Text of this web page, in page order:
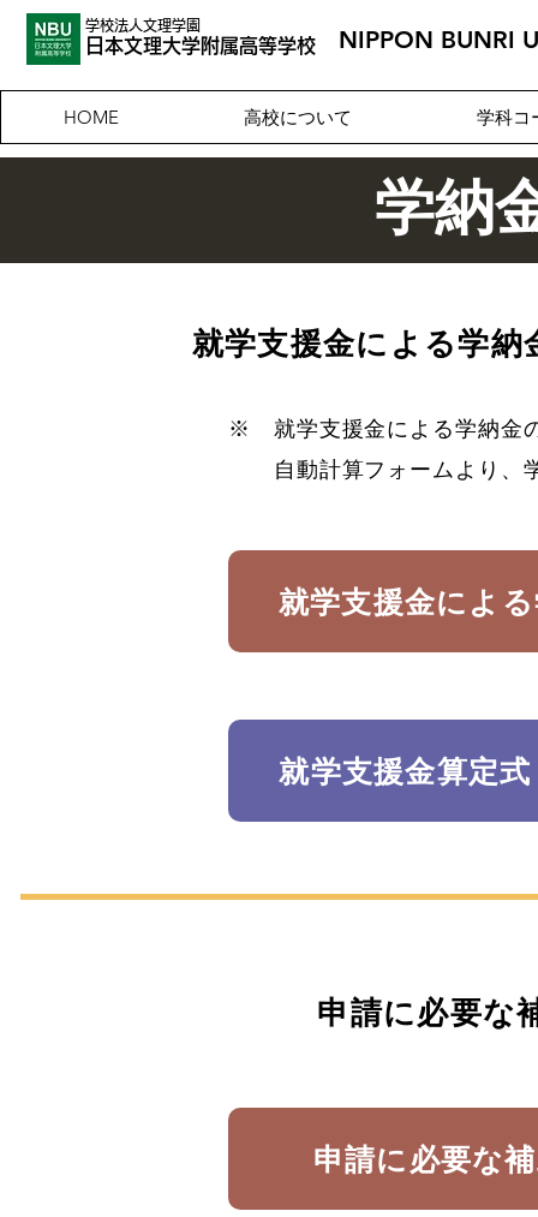
学校法人文理学園
​日本文理大学附属高等学校 NIPPON BUNRI
HOME 高校について 学科コ
学納
就学支援金による学納
※ 就学支援金による学納金
自動計算フォームより、
就学支援金によ
就学支援金算定
申請に必要な
申請に必要な